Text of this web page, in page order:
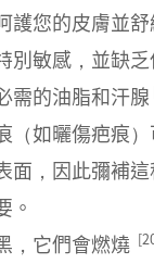
護您的皮膚並舒
別敏感，並缺
需的油脂和汗腺
（如曬傷疤痕
面，因此彌補
。
，它們會燃燒